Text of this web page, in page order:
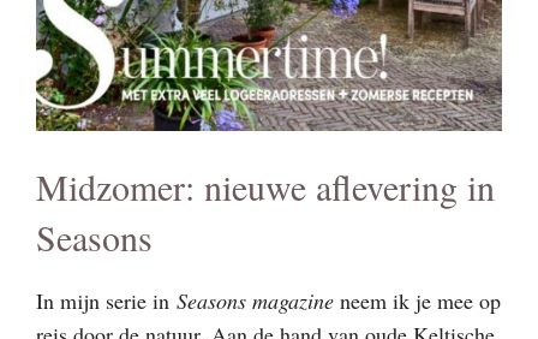
Midzomer: nieuwe aflevering in
Seasons
In mijn serie in Seasons magazine neem ik je mee op